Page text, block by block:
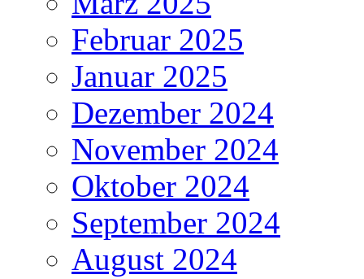
Februar 2025
Januar 2025
Dezember 2024
November 2024
Oktober 2024
September 2024
August 2024